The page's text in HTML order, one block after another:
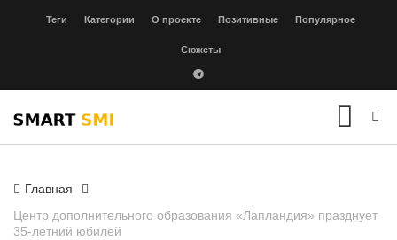
Теги Категории О проекте Позитивные Популярное
Сюжеты
Главная
Центр дополнительного образования «Лапландия» празднует
35-летний юбилей